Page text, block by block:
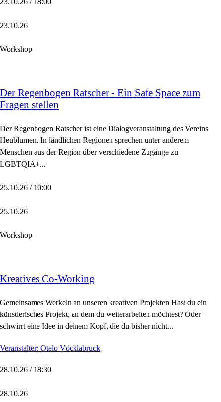
23.10.26
Workshop
Der Regenbogen Ratscher - Ein Safe Space zum
Fragen stellen
Der Regenbogen Ratscher ist eine Dialogveranstaltung des Vereins
Heublumen. In ländlichen Regionen sprechen unter anderem
Menschen aus der Region über verschiedene Zugänge zu
LGBTQIA+...
25.10.26 / 10:00
25.10.26
Workshop
Kreatives Co-Working
Gemeinsames Werkeln an unseren kreativen Projekten Hast du ein
künstlerisches Projekt, an dem du weiterarbeiten möchtest? Oder
schwirrt eine Idee in deinem Kopf, die du bisher nicht...
Veranstalter: Otelo Vöcklabruck
28.10.26 / 18:30
28.10.26